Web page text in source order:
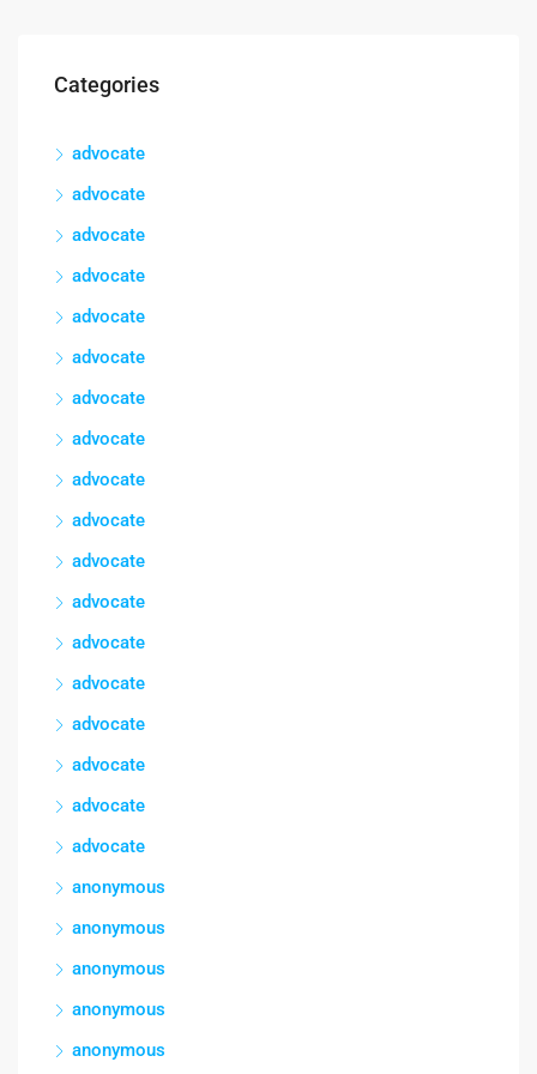
Categories
advocate
advocate
advocate
advocate
advocate
advocate
advocate
advocate
advocate
advocate
advocate
advocate
advocate
advocate
advocate
advocate
advocate
advocate
anonymous
anonymous
anonymous
anonymous
anonymous